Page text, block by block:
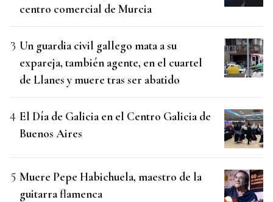
centro comercial de Murcia
Un guardia civil gallego mata a su
expareja, también agente, en el cuartel
de Llanes y muere tras ser abatido
El Día de Galicia en el Centro Galicia de
Buenos Aires
Muere Pepe Habichuela, maestro de la
guitarra flamenca